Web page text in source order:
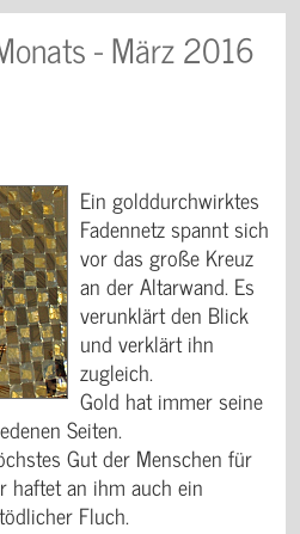
- März 2016
Ein golddurchwirktes
Fadennetz spannt sich
vor das große Kreuz
an der Altarwand. Es
verunklärt den Blick
und verklärt ihn
zugleich.
Gold hat immer seine
Seiten.
Gut der Menschen für
haftet an ihm auch ein
Fluch.